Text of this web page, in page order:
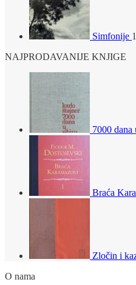
Simfonije
NAJPRODAVANIJE KNJIGE
7000 dana
Braća
Zločin i
O nama